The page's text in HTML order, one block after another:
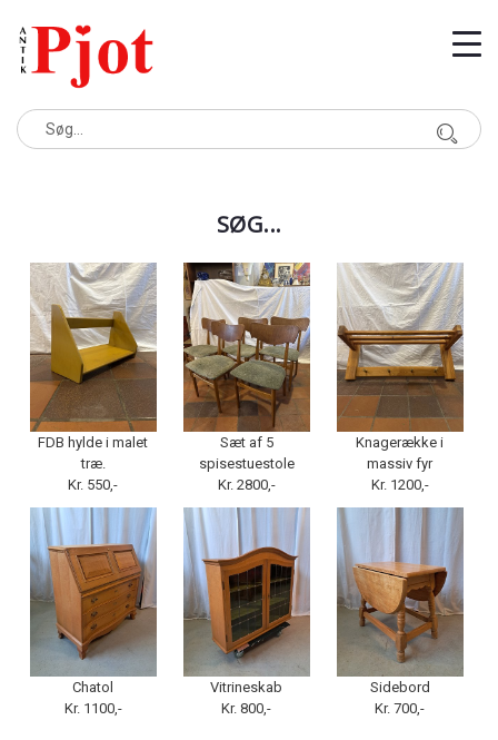
SØG...
FDB hylde i malet
træ.
Kr. 550,-
Sæt af 5
spisestuestole
Kr. 2800,-
Knagerække i
massiv fyr
Kr. 1200,-
Chatol
Kr. 1100,-
Vitrineskab
Kr. 800,-
Sidebord
Kr. 700,-